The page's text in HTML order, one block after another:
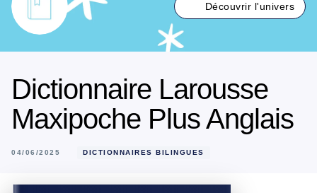
Découvrir l'univers
Dictionnaire Larousse
Maxipoche Plus Anglais
04/06/2025 DICTIONNAIRES BILINGUES